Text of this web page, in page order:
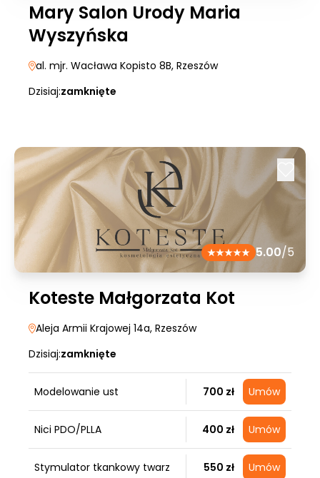
Mary Salon Urody Maria
Wyszyńska
al. mjr. Wacława Kopisto 8B, Rzeszów
Dzisiaj:zamknięte
5.00/5
Koteste Małgorzata Kot
Aleja Armii Krajowej 14a, Rzeszów
Dzisiaj:zamknięte
Modelowanie ust 700 zł Umów
Nici PDO/PLLA 400 zł Umów
Stymulator tkankowy twarz 550 zł Umów